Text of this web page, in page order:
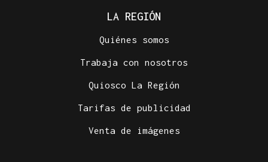
LA REGIÓN
Quiénes somos
Trabaja con nosotros
Quiosco La Región
Tarifas de publicidad
Venta de imágenes